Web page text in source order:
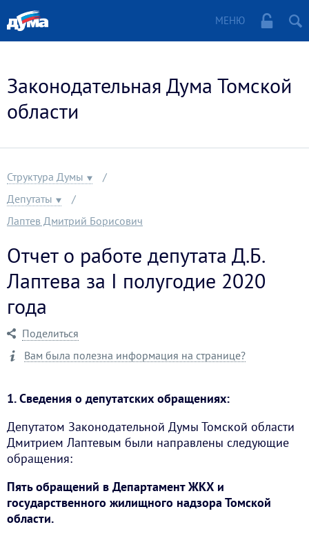
МЕНЮ
Законодательная Дума Томской
области
Структура Думы
Депутаты
Лаптев Дмитрий Борисович
Отчет о работе депутата Д.Б.
Лаптева за I полугодие 2020
года
Поделиться
Вам была полезна информация на странице?
1. Сведения о депутатских обращениях:
Депутатом Законодательной Думы Томской области
Дмитрием Лаптевым были направлены следующие
обращения:
Пять обращений в Департамент ЖКХ и
государственного жилищного надзора Томской
области.